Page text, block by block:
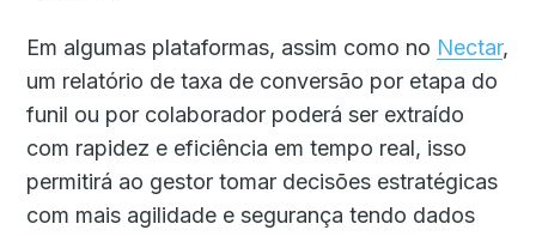
Em algumas plataformas, assim como no Nectar,
um relatório de taxa de conversão por etapa do
funil ou por colaborador poderá ser extraído
com rapidez e eficiência em tempo real, isso
permitirá ao gestor tomar decisões estratégicas
com mais agilidade e segurança tendo dados